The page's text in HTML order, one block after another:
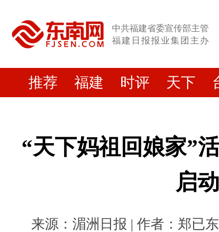
中共福建省委宣传部主管
福建日报报业集团主办
推荐 福建 时评 天下
“天下妈祖回娘家”
启动
来源：湄洲日报 | 作者：郑已